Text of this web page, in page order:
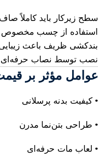
سطح زیرکار باید کاملاً
استفاده از چسب مخصوص
بندکشی ظریف باعث
نصب توسط نصاب حرفه‌ای
عوامل مؤثر بر
• کیفیت بدنه پرسلانی
• طراحی بتن‌نما مدرن
• لعاب مات حرفه‌ای